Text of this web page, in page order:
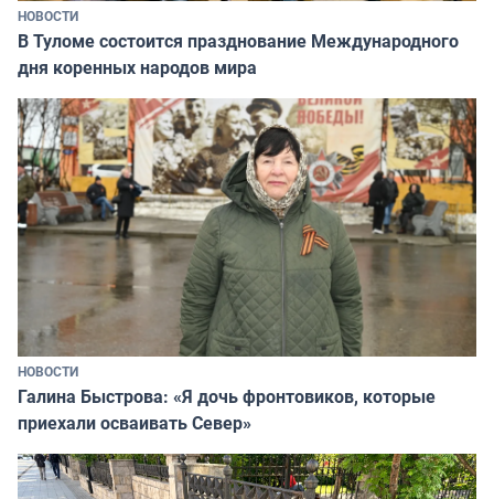
НОВОСТИ
В Туломе состоится празднование Международного
дня коренных народов мира
НОВОСТИ
Галина Быстрова: «Я дочь фронтовиков, которые
приехали осваивать Север»